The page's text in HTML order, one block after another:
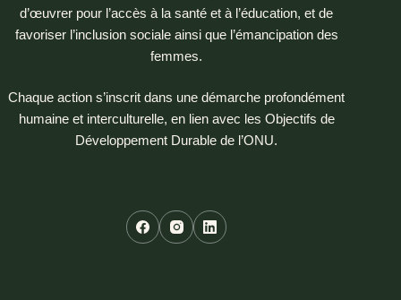
d’œuvrer pour l’accès à la santé et à l’éducation, et de
favoriser l’inclusion sociale ainsi que l’émancipation des
femmes.
Chaque action s’inscrit dans une démarche profondément
humaine et interculturelle, en lien avec les Objectifs de
Développement Durable de l’ONU.